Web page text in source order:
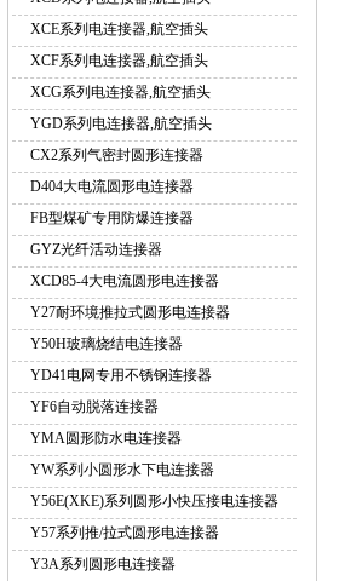
XCE系列电连接器,航空插头
XCF系列电连接器,航空插头
XCG系列电连接器,航空插头
YGD系列电连接器,航空插头
CX2系列气密封圆形连接器
D404大电流圆形电连接器
FB型煤矿专用防爆连接器
GYZ光纤活动连接器
XCD85-4大电流圆形电连接器
Y27耐环境推拉式圆形电连接器
Y50H玻璃烧结电连接器
YD41电网专用不锈钢连接器
YF6自动脱落连接器
YMA圆形防水电连接器
YW系列小圆形水下电连接器
Y56E(XKE)系列圆形小快压接电连接器
Y57系列推/拉式圆形电连接器
Y3A系列圆形电连接器